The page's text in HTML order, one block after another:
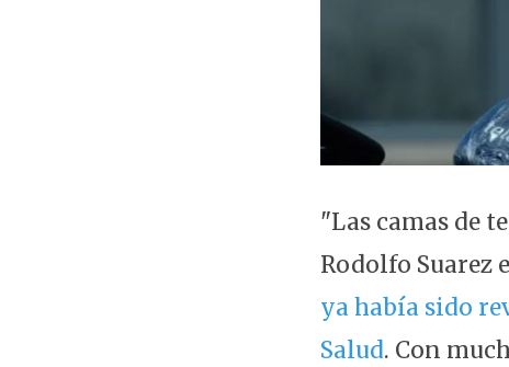
"Las camas de
Rodolfo Suarez
ya había sido
Salud. Con